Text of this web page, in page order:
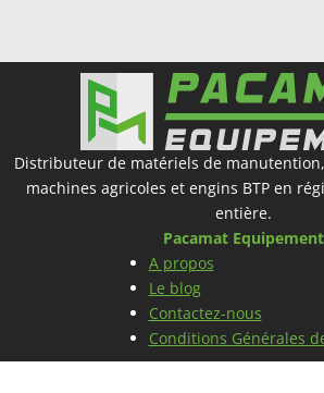
Distributeur de matériels de
machines agricoles et engins BTP en
entière.
Pacamat Equipement
A propos
Le blog
Contactez-nous
Conditions Générales